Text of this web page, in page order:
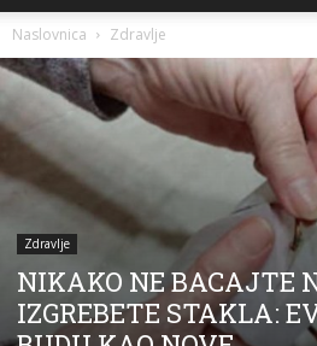
INFO
Naslovnica Zdravlje
Zdravlje
NIKAKO NE BACAJTE
IZGREBETE STAKLA: